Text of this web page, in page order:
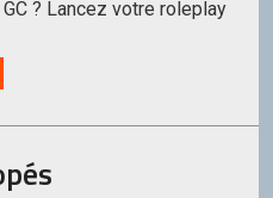
? Lancez votre roleplay